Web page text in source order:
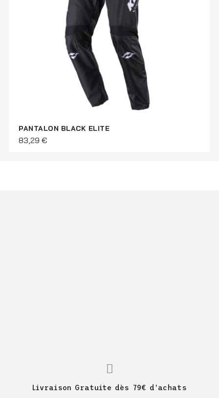
PANTALON BLACK ELITE
83,29 €
Livraison Gratuite dès 79€ d'achats